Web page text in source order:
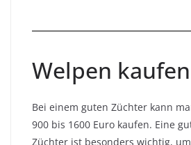
Welpen kaufen
Bei einem guten Züchter kann
900 bis 1600 Euro kaufen. Eine
Züchter ist besonders wichtig,